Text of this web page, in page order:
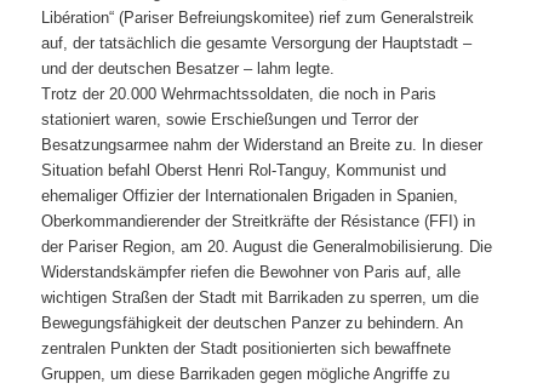
Libération“ (Pariser Befreiungskomitee) rief zum Generalstreik
auf, der tatsächlich die gesamte Versorgung der Hauptstadt –
und der deutschen Besatzer – lahm legte.
Trotz der 20.000 Wehrmachtssoldaten, die noch in Paris
stationiert waren, sowie Erschießungen und Terror der
Besatzungsarmee nahm der Widerstand an Breite zu. In dieser
Situation befahl Oberst Henri Rol-Tanguy, Kommunist und
ehemaliger Offizier der Internationalen Brigaden in Spanien,
Oberkommandierender der Streitkräfte der Résistance (FFI) in
der Pariser Region, am 20. August die Generalmobilisierung. Die
Widerstandskämpfer riefen die Bewohner von Paris auf, alle
wichtigen Straßen der Stadt mit Barrikaden zu sperren, um die
Bewegungsfähigkeit der deutschen Panzer zu behindern. An
zentralen Punkten der Stadt positionierten sich bewaffnete
Gruppen, um diese Barrikaden gegen mögliche Angriffe zu